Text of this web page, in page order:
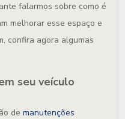
falarmos sobre como é
melhorar esse espaço e
confira agora algumas
seu veículo
de manutenções